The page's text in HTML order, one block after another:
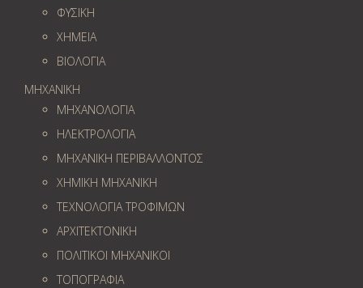
ΦΥΣΙΚΗ
ΧΗΜΕΙΑ
ΒΙΟΛΟΓΙΑ
ΜΗΧΑΝΙΚΗ
ΜΗΧΑΝΟΛΟΓΙΑ
ΗΛΕΚΤΡΟΛΟΓΙΑ
ΜΗΧΑΝΙΚΗ ΠΕΡΙΒΑΛΛΟΝΤΟΣ
ΧΗΜΙΚΗ ΜΗΧΑΝΙΚΗ
ΤΕΧΝΟΛΟΓΙΑ ΤΡΟΦΙΜΩΝ
ΑΡΧΙΤΕΚΤΟΝΙΚΗ
ΠΟΛΙΤΙΚΟΙ ΜΗΧΑΝΙΚΟΙ
ΤΟΠΟΓΡΑΦΙΑ